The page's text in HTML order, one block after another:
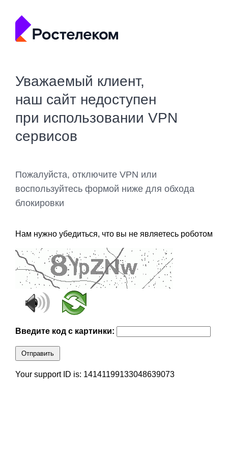
Уважаемый клиент,
наш сайт недоступен
при использовании VPN
сервисов
Пожалуйста, отключите VPN или
воспользуйтесь формой ниже для обхода
блокировки
Нам нужно убедиться, что вы не являетесь роботом
Введите код с картинки:
Отправить
Your support ID is: 14141199133048639073